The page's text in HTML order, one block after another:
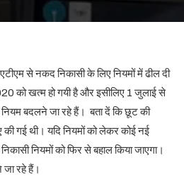
से नकद निकासी के लिए नियमों में ढील दी
को खत्म हो गयी है और इसीलिए 1 जुलाई से
बदलने जा रहे हैं। बता दें कि छूट की
की गई थी। यदि नियमों को लेकर कोई नई
निकासी नियमों को फिर से बहाल किया जाएगा।
जा रहे हैं।